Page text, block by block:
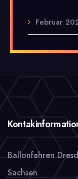
Februar
Ballonfahren
Sachsen